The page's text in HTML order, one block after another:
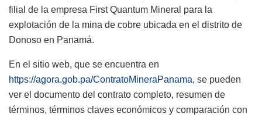
filial de la empresa First Quantum Mineral para la
explotación de la mina de cobre ubicada en el distrito de
Donoso en Panamá.
En el sitio web, que se encuentra en
https://agora.gob.pa/ContratoMineraPanama, se pueden
ver el documento del contrato completo, resumen de
términos, términos claves económicos y comparación con